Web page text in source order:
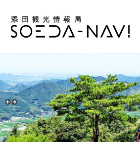
添田観光情報局